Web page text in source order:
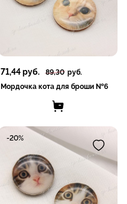
71,44руб. 89,30 руб.
Мордочка кота для броши №6
-20%